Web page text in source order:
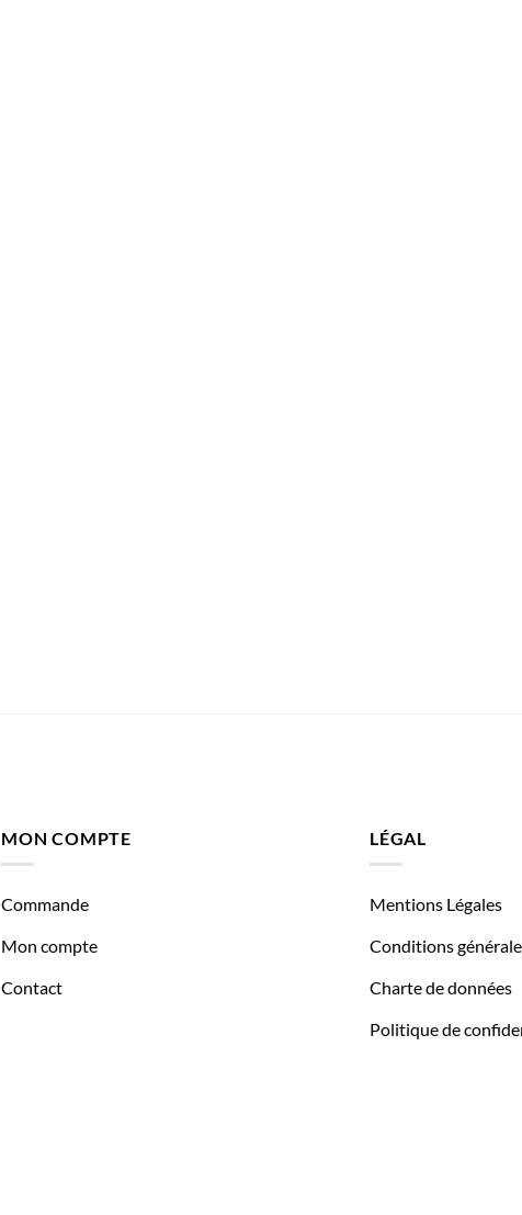
MON COMPTE
Commande
Mon compte
Contact
LÉGAL
Mentions Légales
Conditions
Charte de données
Politique de